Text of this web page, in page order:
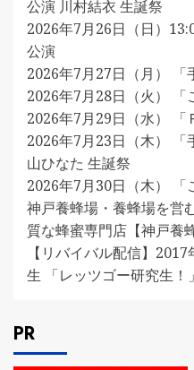
公演 川村結衣 生誕祭
2026年7月26日（日）
公演
2026年7月27日（月）
2026年7月28日（火） 「
2026年7月29日（水） 「
2026年7月23日（木）
山ひなた 生誕祭
2026年7月30日（木） 「
神戸養蜂場・養蜂場を営
質な蜂蜜専門店【神戸養
【リバイバル配信】
生 「レッツゴー研究生！
PR